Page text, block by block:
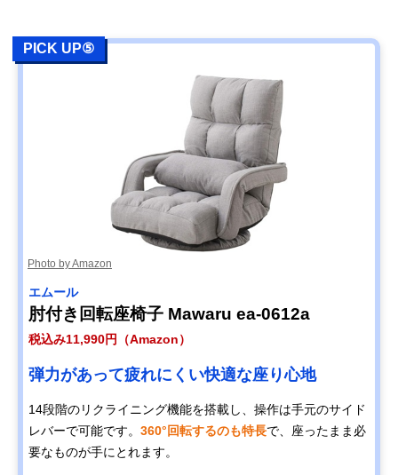
PICK UP⑤
Photo by Amazon
エムール
肘付き回転座椅子 Mawaru ea-0612a
税込み11,990円（Amazon）
弾力があって疲れにくい快適な座り心地
14段階のリクライニング機能を搭載し、操作は手元のサイド
レバーで可能です。 360°回転するのも特長で、座ったまま必
要なものが手にとれます。